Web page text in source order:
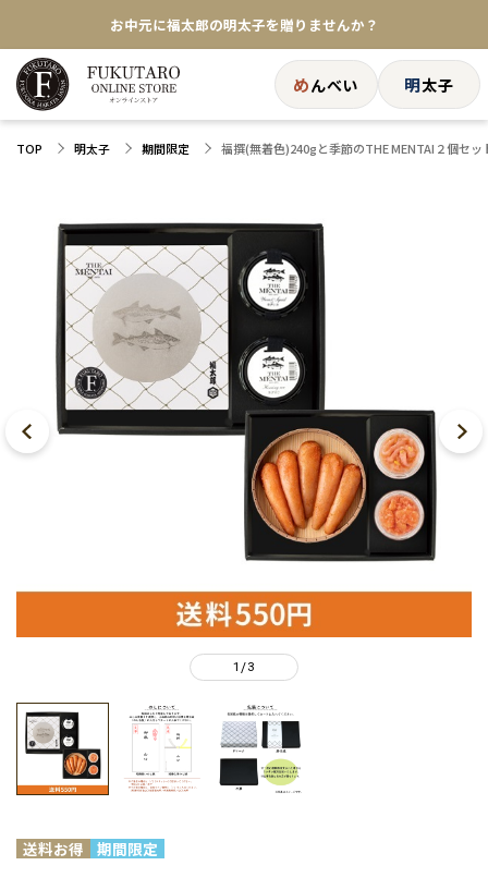
お中元に福太郎の明太子を贈りませんか？
★めんべい25周年記念商品が登場★
【色々な味を試したい方へ】ポストイン！めんべい
めんべい 明太子
TOP 明太子 期間限定 福撰(無着色)240gと季節のTHE MENTAI２個セッ
1 /3